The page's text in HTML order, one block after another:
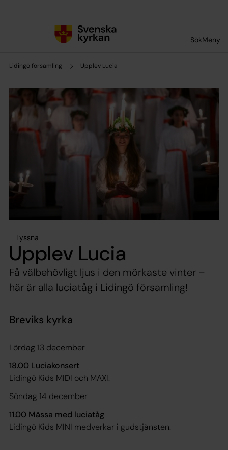
SökMeny
Lidingö församling Upplev Lucia
Lyssna
Upplev Lucia
Få välbehövligt ljus i den mörkaste vinter –
här är alla luciatåg i Lidingö församling!
Breviks kyrka
Lördag 13 december
18.00 Luciakonsert
Lidingö Kids MIDI och MAXI.
Söndag 14 december
11.00 Mässa med luciatåg
Lidingö Kids MINI medverkar i gudstjänsten.